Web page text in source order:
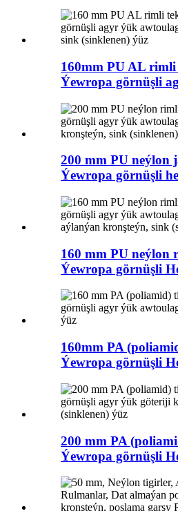
160mm PU AL rimli
Ýewropa görnüşli
200 mm PU neýlon
Ýewropa görnüşli
160 mm PU neýlon
Ýewropa görnüşli
160mm PA
Ýewropa görnüşli
200 mm PA
Ýewropa görnüşli